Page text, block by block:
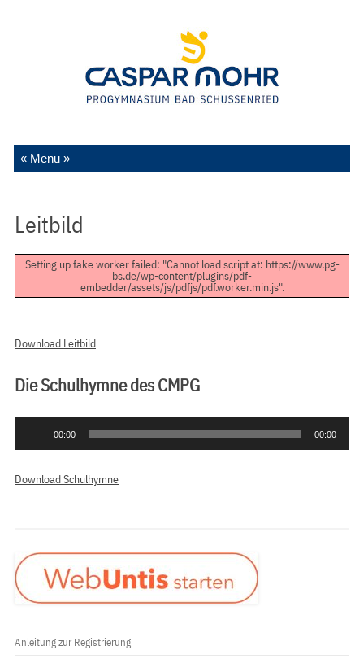
Zum Inhalt springen
Leitbild
Setting up fake worker failed: "Cannot load script at: https://www.pg-
bs.de/wp-content/plugins/pdf-
embedder/assets/js/pdfjs/pdf.worker.min.js".
Download Leitbild
Die Schulhymne des CMPG
00:00 00:00
Download Schulhymne
Anleitung zur Registrierung